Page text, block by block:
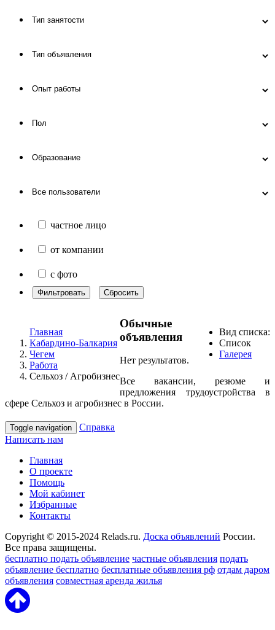
частное лицо
от компании
с фото
Фильтровать Сбросить
Главная
Кабардино-Балкария
Чегем
Работа
Сельхоз / Агробизнес
Вид списка:
Список
Галерея
Обычные
объявления
Нет результатов.
Все вакансии, резюме и
предложения трудоустройства в
сфере Сельхоз и агробизнес в России.
Toggle navigation
Справка
Написать нам
Главная
О проекте
Помощь
Мой кабинет
Избранные
Контакты
Copyright © 2015-2024 Relads.ru. Доска объявлений России.
Все права защищены.
бесплатно подать объявление частные объявления подать
объявление бесплатно бесплатные объявления рф отдам даром
объявления совместная аренда жилья